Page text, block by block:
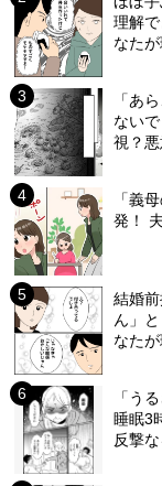
理解
なた
「あ
ない
視？
「義
発！
結婚
ん」
なた
「う
睡眠3
反撃